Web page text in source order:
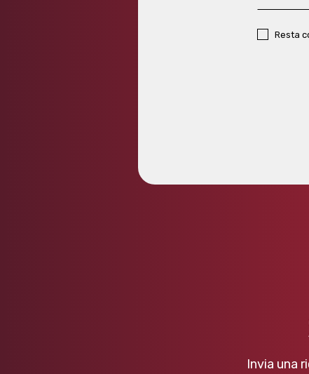
Resta
Invia una